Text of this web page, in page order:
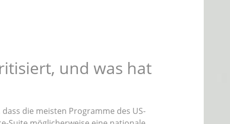
und was hat
die meisten Programme des US-